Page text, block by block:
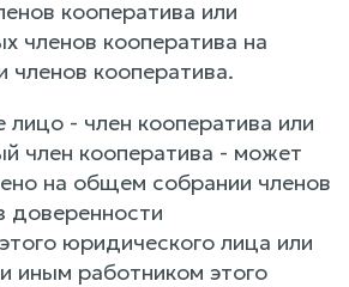
кооператива или
членов кооператива на
кооператива.
- член кооператива или
член кооператива - может
на общем собрании членов
доверенности
юридического лица или
иным работником этого